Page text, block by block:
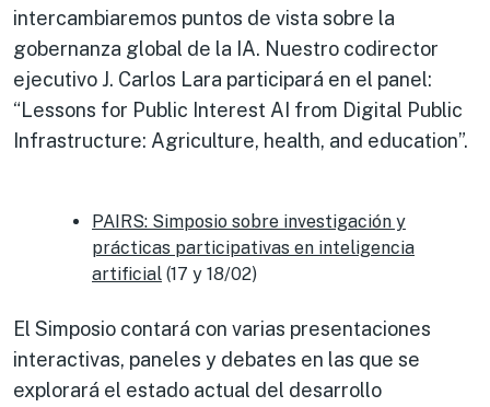
intercambiaremos puntos de vista sobre la
gobernanza global de la IA. Nuestro codirector
ejecutivo J. Carlos Lara participará en el panel:
“Lessons for Public Interest AI from Digital Public
Infrastructure: Agriculture, health, and education”.
PAIRS: Simposio sobre investigación y
prácticas participativas en inteligencia
artificial (17 y 18/02)
El Simposio contará con varias presentaciones
interactivas, paneles y debates en las que se
explorará el estado actual del desarrollo